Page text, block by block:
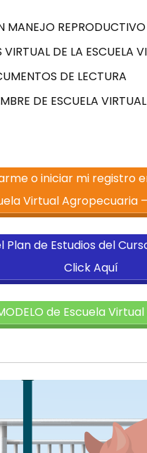
MANEJO
DE LA ESCUELA
DE LECTURA
DE ESCUELA
o iniciar mi registro
Virtual Agropecuaria
de Estudios del
Click Aquí
de Escuela